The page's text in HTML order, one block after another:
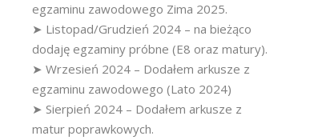
egzaminu zawodowego Zima 2025.
➤ Listopad/Grudzień 2024 – na bieżąco
dodaję egzaminy próbne (E8 oraz matury).
➤ Wrzesień 2024 – Dodałem arkusze z
egzaminu zawodowego (Lato 2024)
➤ Sierpień 2024 – Dodałem arkusze z
matur poprawkowych.